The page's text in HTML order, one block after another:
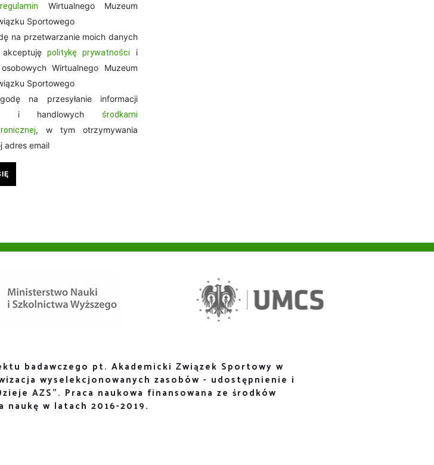
regulamin Wirtualnego Muzeum
Sportowego
na przetwarzanie moich danych
akceptujępolitykę prywatności
i
Wirtualnego Muzeum
Sportowego
na przesyłanie informacji
i handlowych środkami
, w tym otrzymywania
adres email
badawczego pt. Akademicki Związek Sportowy w
wyselekcjonowanych zasobów - udostępnienie i
AZS". Praca naukowa finansowana ze środków
naukę w latach 2016-2019.